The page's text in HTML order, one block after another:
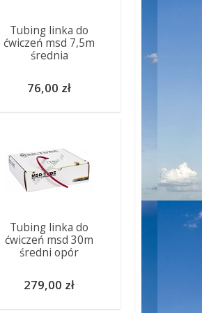
Tubing linka do
ćwiczeń msd 7,5m
średnia
76,00 zł
Tubing linka do
ćwiczeń msd 30m
średni opór
279,00 zł